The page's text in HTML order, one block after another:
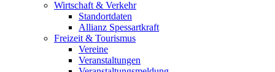
Wirtschaft & Verkehr
Standortdaten
Allianz Spessartkraft
Freizeit & Tourismus
Vereine
Veranstaltungen